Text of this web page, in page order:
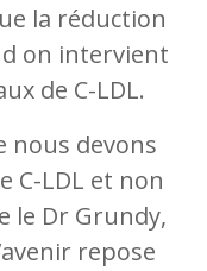
la réduction
on intervient
de C-LDL.
nous devons
C-LDL et non
le Dr Grundy,
repose